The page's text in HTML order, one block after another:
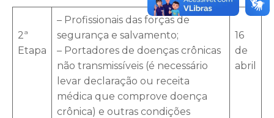
2ª
Etapa
– Profissionais das forças de
segurança e salvamento;
– Portadores de doenças crônicas
não transmissíveis (é necessário
levar declaração ou receita
médica que comprove doença
crônica) e outras condições
16
de
abril